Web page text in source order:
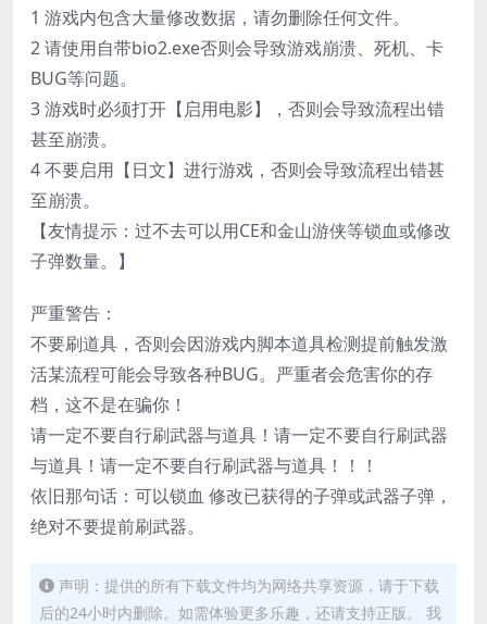
1 游戏内包含大量修改数据，请勿删除任何文件。
2 请使用自带bio2.exe否则会导致游戏崩溃、死机、卡
BUG等问题。
3 游戏时必须打开【启用电影】，否则会导致流程出错
甚至崩溃。
4 不要启用【日文】进行游戏，否则会导致流程出错甚
至崩溃。
【友情提示：过不去可以用CE和金山游侠等锁血或修改
子弹数量。】
严重警告：
不要刷道具，否则会因游戏内脚本道具检测提前触发激
活某流程可能会导致各种BUG。严重者会危害你的存
档，这不是在骗你！
请一定不要自行刷武器与道具！请一定不要自行刷武器
与道具！请一定不要自行刷武器与道具！！！
依旧那句话：可以锁血 修改已获得的子弹或武器子弹，
绝对不要提前刷武器。
声明：提供的所有下载文件均为网络共享资源，请于下载
后的24小时内删除。如需体验更多乐趣，还请支持正版。 我